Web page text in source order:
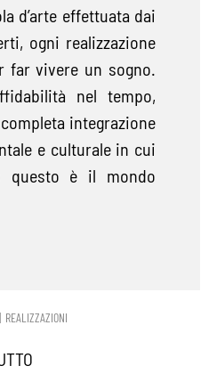
d’arte effettuata dai
ogni realizzazione
far vivere un sogno.
nel tempo,
integrazione
e culturale in cui
questo è il mondo
REALIZZAZIONI